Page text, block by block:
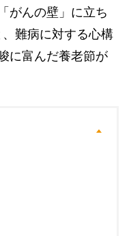
がんの壁」に立ち
難病に対する心構
に富んだ養老節が